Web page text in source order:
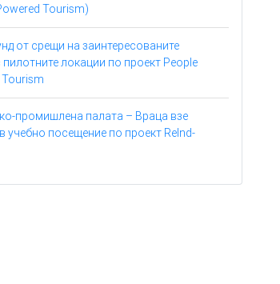
Tourism)
от срещи на заинтересованите
пилотните локации по проект People
промишлена палата – Враца взе
учебно посещение по проект ReInd-